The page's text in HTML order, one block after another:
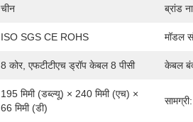
चीन ब्रांड
ISO SGS CE ROHS मॉडल
8 कोर, एफटीटीएच ड्रॉप केबल 8 पीसी केबल
195 मिमी (डब्ल्यू) × 240 मिमी (एच) ×
66 मिमी (डी)
सामग्री: